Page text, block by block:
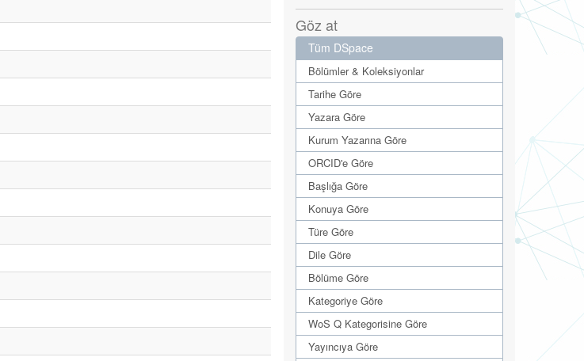
Göz at
Tüm DSpace
Bölümler & Koleksiyonlar
Tarihe Göre
Yazara Göre
Kurum Yazarına Göre
ORCID'e Göre
Başlığa Göre
Konuya Göre
Türe Göre
Dile Göre
Bölüme Göre
Kategoriye Göre
WoS Q Kategorisine Göre
Yayıncıya Göre